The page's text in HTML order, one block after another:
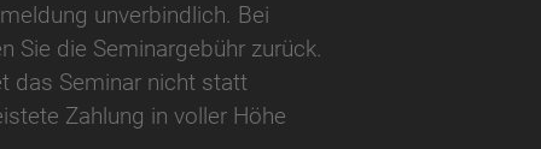
unverbindlich. Bei
Sie die Seminargebühr zurück.
das Seminar nicht statt
Zahlung in voller Höhe